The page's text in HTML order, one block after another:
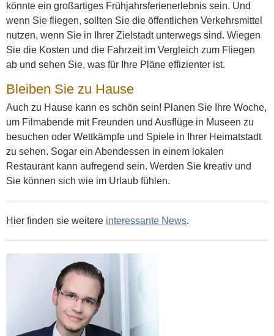
könnte ein großartiges Frühjahrsferienerlebnis sein. Und
wenn Sie fliegen, sollten Sie die öffentlichen Verkehrsmittel
nutzen, wenn Sie in Ihrer Zielstadt unterwegs sind. Wiegen
Sie die Kosten und die Fahrzeit im Vergleich zum Fliegen
ab und sehen Sie, was für Ihre Pläne effizienter ist.
Bleiben Sie zu Hause
Auch zu Hause kann es schön sein! Planen Sie Ihre Woche,
um Filmabende mit Freunden und Ausflüge in Museen zu
besuchen oder Wettkämpfe und Spiele in Ihrer Heimatstadt
zu sehen. Sogar ein Abendessen in einem lokalen
Restaurant kann aufregend sein. Werden Sie kreativ und
Sie können sich wie im Urlaub fühlen.
Hier finden sie weitere interessante News.